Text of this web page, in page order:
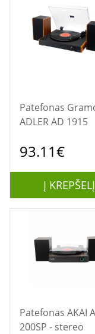
Patefonas Gramofon
ADLER AD 1915
93.11€
Į KREPŠELĮ
Patefonas AKAI ATT-
200SP - stereo